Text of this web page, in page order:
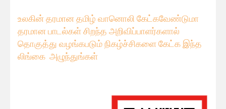
உலகின் தரமான தமிழ் வானொலி கேட்கவேண்டுமா
தரமான பாடல்கள் சிறந்த அறிவிப்பாளர்களால்
தொகுத்து வழங்கபடும் நிகழ்ச்சிகளை கேட்க இந்த
லிங்கை அழுந்துங்கள்